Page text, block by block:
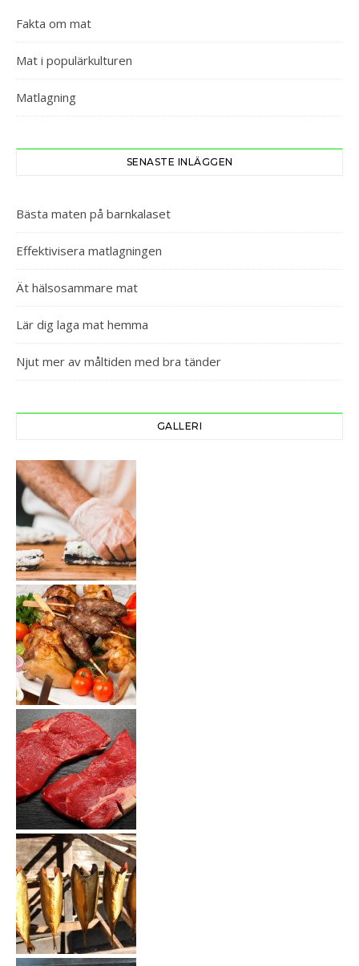
Fakta om mat
Mat i populärkulturen
Matlagning
SENASTE INLÄGGEN
Bästa maten på barnkalaset
Effektivisera matlagningen
Ät hälsosammare mat
Lär dig laga mat hemma
Njut mer av måltiden med bra tänder
GALLERI